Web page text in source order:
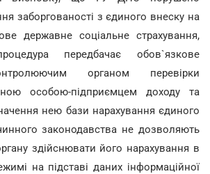
заборгованості з єдиного внеску на
державне соціальне страхування,
передбачає обов`язкове
органом перевірки
особою-підприємцем доходу та
нею бази нарахування єдиного
законодавства не дозволяють
здійснювати його нарахування в
на підставі даних інформаційної